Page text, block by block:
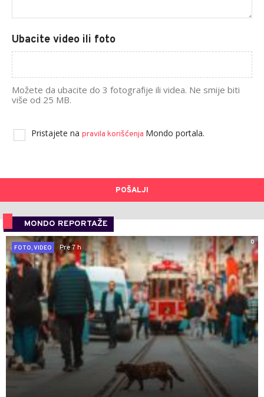
Ubacite video ili foto
Možete da ubacite do 3 fotografije ili videa. Ne smije biti
više od 25 MB.
Pristajete na pravila korišćenja Mondo portala.
POŠALJI
MONDO REPORTAŽE
0
FOTO, VIDEO
Pre 7 h